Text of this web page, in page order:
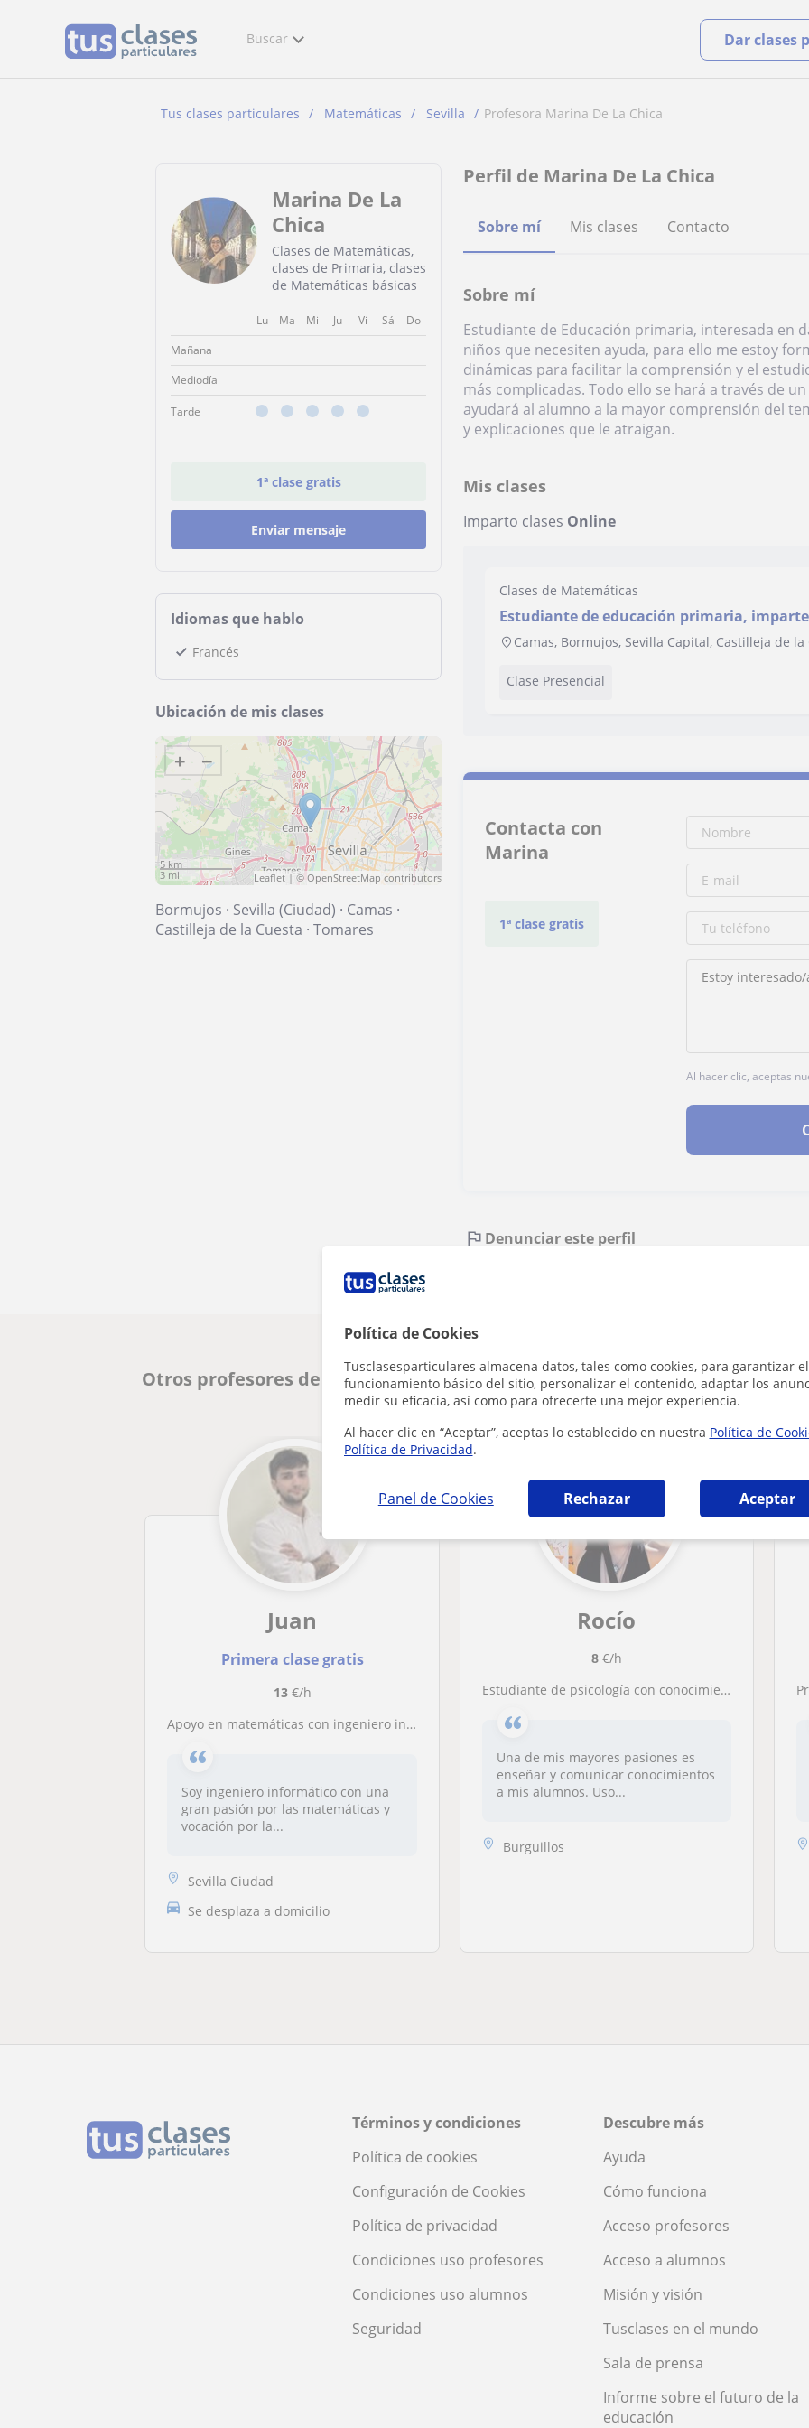
Política de Cookies
Tusclasesparticulares almacena datos, tales como cookies, para garantizar el
funcionamiento básico del sitio, personalizar el contenido, adaptar los
medir su eficacia, así como para ofrecerte una mejor experiencia.
Al hacer clic en “Aceptar”, aceptas lo establecido en nuestra Política de
Política de Privacidad.
Panel de Cookies Rechazar Aceptar
Buscar Dar clases
Tus clases particulares Matemáticas Sevilla Profesora Marina De La Chica
Marina De La
Chica
Clases de Matemáticas,
clases de Primaria, clases
de Matemáticas básicas
Lu Ma Mi Ju Vi Sá
Do
Mañana
Mediodía
Tarde
1ª clase gratis
Enviar mensaje
Idiomas que hablo
Francés
Ubicación de mis clases
+ −
5 km
3 mi
Leaflet| ©OpenStreetMap contributors
Bormujos · Sevilla (Ciudad) · Camas ·
Castilleja de la Cuesta · Tomares
Perfil de Marina De La Chica
Sobre mí Mis clases Contacto
Sobre mí
Estudiante de Educación primaria, interesada en
niños que necesiten ayuda, para ello me estoy
dinámicas para facilitar la comprensión y el
más complicadas. Todo ello se hará a través de
ayudará al alumno a la mayor comprensión del
y explicaciones que le atraigan.
Mis clases
Imparto clases Online
Clases de Matemáticas
Estudiante de educación primaria, imparte
Camas, Bormujos, Sevilla Capital, Castilleja de la
Clase Presencial
Contacta con
Marina
1ª clase gratis
Al hacer clic, aceptas
Denunciar este perfil
Otros profesores de Matemáticas en Sevilla que pueden interesarte
Juan
Primera clase gratis
13€/h
Apoyo en matemáticas con ingeniero informático apasionado por enseñar
Soy ingeniero informático con una
gran pasión por las matemáticas y
vocación por la...
Sevilla Ciudad
Se desplaza a domicilio
Rocío
8€/h
Estudiante de psicología con conocimientos en materias de nivel ESO y bachillerato, con experiencia en ser profesora particular
Una de mis mayores pasiones es
enseñar y comunicar conocimientos
a mis alumnos. Uso...
Burguillos
Términos y condiciones
Política de cookies
Configuración de Cookies
Política de privacidad
Condiciones uso profesores
Condiciones uso alumnos
Seguridad
Descubre más
Ayuda
Cómo funciona
Acceso profesores
Acceso a alumnos
Misión y visión
Tusclases en el mundo
Sala de prensa
Informe sobre el futuro de la
educación